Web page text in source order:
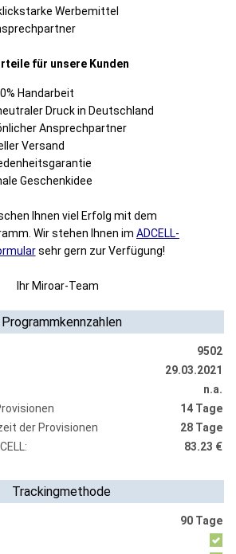
Werbemittel
für unsere Kunden
Handarbeit
Druck in Deutschland
Ansprechpartner
Versand
Geschenkidee
Ihnen viel Erfolg mit dem
Wir stehen Ihnen im ADCELL-
sehr gern zur Verfügung!
Ihr Miroar-Team
Programmkennzahlen
9502
29.03.2021
n.a.
14 Tage
der Provisionen
28 Tage
83.23 €
Trackingmethode
90 Tage